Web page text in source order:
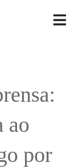
ao
por